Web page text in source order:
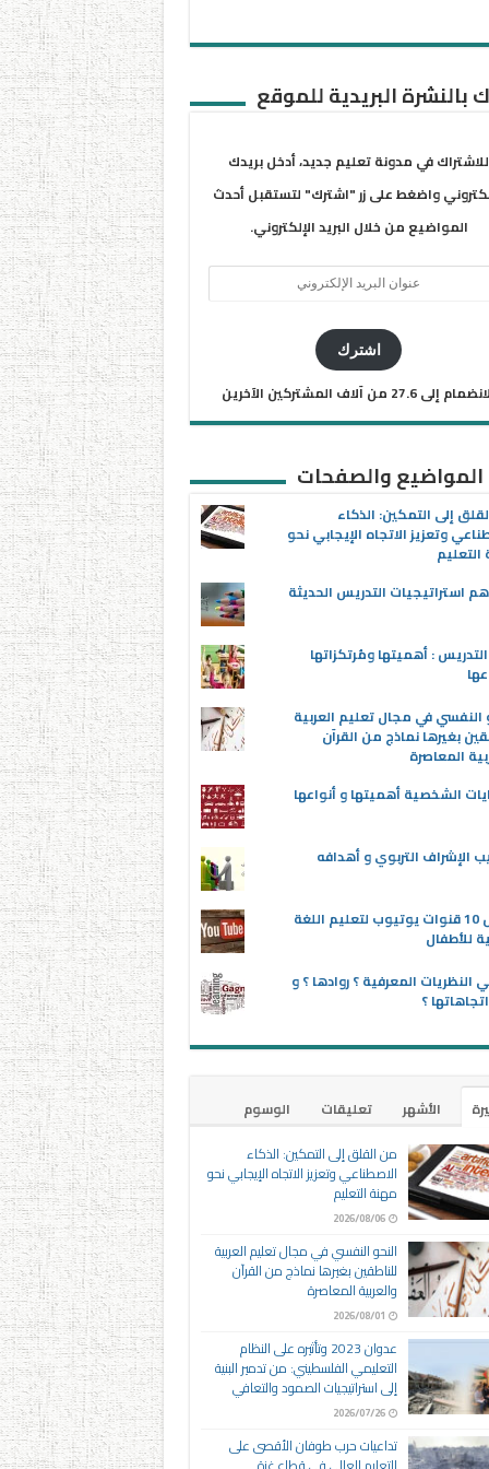
بالنشرة البريدية للموقع
للاشتراك في مدونة تعليم جديد، أدخل بريدك
واضغط على زر "اشترك" لتستقبل أحدث
المواضيع من خلال البريد الإلكتروني.
اشترك
إلى 27.6 من آلاف المشتركين الآخرين
المواضيع والصفحات
إلى التمكين: الذكاء
وتعزيز الاتجاه الإيجابي نحو
استراتيجيات التدريس الحديثة
: أهميتها ومُرتكزاتها
النفسي في مجال تعليم العربية
بغيرها نماذج من القرآن
المعاصرة
الشخصية أهميتها و أنواعها
الإشراف التربوي و أهدافه
أفضل 10 قنوات يوتيوب لتعليم اللغة
للأطفال
النظريات المعرفية ؟ روادها ؟ و
؟
الأشهر تعليقات
الوسوم
من القلق إلى التمكين: الذكاء
الاصطناعي وتعزيز الاتجاه الإيجابي نحو
مهنة التعليم
2026/08/06
النحو النفسي في مجال تعليم العربية
للناطقين بغيرها نماذج من القرآن
والعربية المعاصرة
2026/08/01
عدوان 2023 وتأثيره على النظام
التعليمي الفلسطيني: من تدمير البنية
إلى استراتيجيات الصمود والتعافي
2026/07/26
تداعيات حرب طوفان الأقصى على